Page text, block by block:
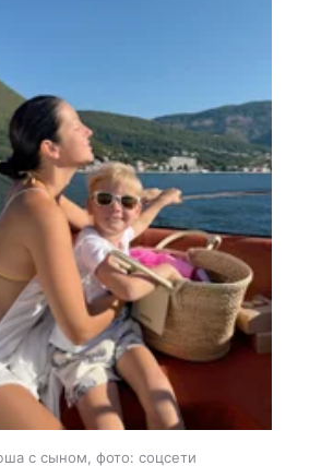
с сыном, фото: соцсети